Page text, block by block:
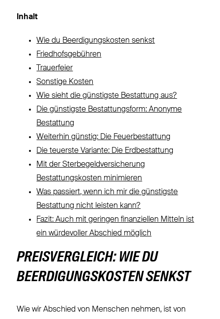
Inhalt
Wie du Beerdigungskosten senkst
Friedhofsgebühren
Trauerfeier
Sonstige Kosten
Wie sieht die günstigste Bestattung aus?
Die günstigste Bestattungsform: Anonyme
Bestattung
Weiterhin günstig: Die Feuerbestattung
Die teuerste Variante: Die Erdbestattung
Mit der Sterbegeldversicherung
Bestattungskosten minimieren
Was passiert, wenn ich mir die günstigste
Bestattung nicht leisten kann?
Fazit: Auch mit geringen finanziellen Mitteln ist
ein würdevoller Abschied möglich
PREISVERGLEICH: WIE DU
BEERDIGUNGSKOSTEN SENKST
Wie wir Abschied von Menschen nehmen, ist von